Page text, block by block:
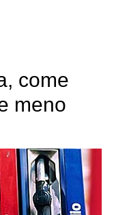
come
meno